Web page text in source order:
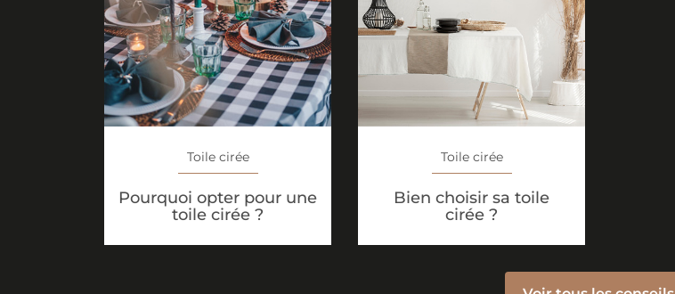
Toile cirée
Pourquoi opter pour une
toile cirée ?
Toile cirée
Bien choisir sa toile
cirée ?